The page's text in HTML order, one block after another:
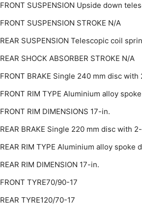
FRONT SUSPENSION Upside down
FRONT SUSPENSION STROKE N/A
REAR SUSPENSION Telescopic coil
REAR SHOCK ABSORBER STROKE N/A
FRONT BRAKE Single 240 mm disc
FRONT RIM TYPE Aluminium alloy
FRONT RIM DIMENSIONS 17-in.
REAR BRAKE Single 220 mm disc with
REAR RIM TYPE Aluminium alloy spoke
REAR RIM DIMENSION 17-in.
FRONT TYRE70/90-17
REAR TYRE120/70-17